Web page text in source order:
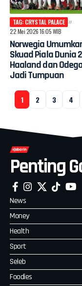
TAG: CRYSTAL PALACE
22 Mei 2026 16:05 WIB
Norwegia
Skuad Piala Dunia
Haaland dan
Jadi Tumpuan
1 2 3 4
Penting
News
Money
Health
Sport
Seleb
Foodies